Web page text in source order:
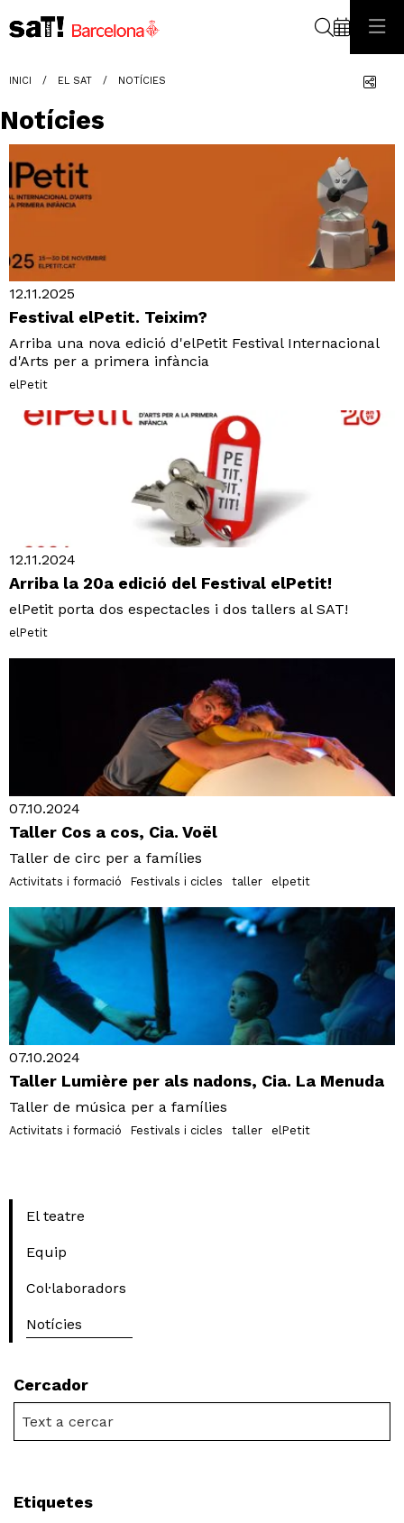
INICI EL SAT NOTÍCIES
Notícies
12.11.2025
Festival elPetit. Teixim?
Arriba una nova edició d'elPetit Festival Internacional
d'Arts per a primera infància
elPetit
12.11.2024
Arriba la 20a edició del Festival elPetit!
elPetit porta dos espectacles i dos tallers al SAT!
elPetit
07.10.2024
Taller Cos a cos, Cia. Voël
Taller de circ per a famílies
Activitats i formació Festivals i cicles taller elpetit
07.10.2024
Taller Lumière per als nadons, Cia. La Menuda
Taller de música per a famílies
Activitats i formació Festivals i cicles taller elPetit
El teatre
Equip
Col·laboradors
Notícies
Cercador
Etiquetes